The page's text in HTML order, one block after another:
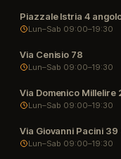
Piazzale Istria 4
Lun–Sab 09:00–19:30
Via Cenisio 78
Lun–Sab 09:00–19:30
Via Domenico Millelire
Lun–Sab 09:00–19:30
Via Giovanni Pacini
Lun–Sab 09:00–19:30